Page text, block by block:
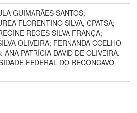
GUIMARÃES SANTOS;
FLORENTINO SILVA, CPATSA;
REGES SILVA FRANÇA;
OLIVEIRA; FERNANDA COELHO
ANA PATRÍCIA DAVID DE OLIVEIRA,
FEDERAL DO RECÔNCAVO